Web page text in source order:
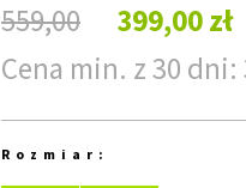
559,00
399,00 zł
Cena min. z 30 dni:
Rozmiar: